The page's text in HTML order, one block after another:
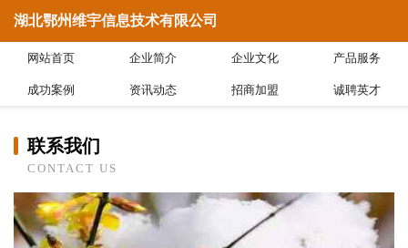
湖北鄂州维宇信息技术有限公司
网站首页 企业简介 企业文化 产品服务
成功案例 资讯动态 招商加盟 诚聘英才
联系我们
CONTACT US